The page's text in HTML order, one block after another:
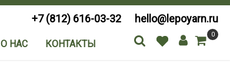
+7 (812) 616-03-32 hello@lepoyarn.ru
О НАС КОНТАКТЫ
0